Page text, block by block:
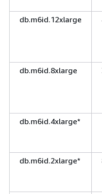
db.m6id.12xlarge
db.m6id.8xlarge
db.m6id.4xlarge*
db.m6id.2xlarge*